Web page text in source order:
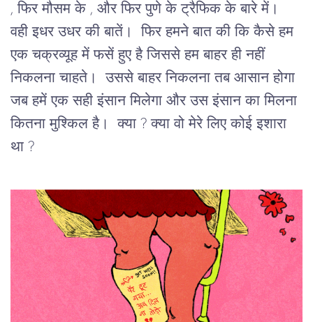
, फिर मौसम के , और फिर पुणे के ट्रैफिक के बारे में।
वही इधर उधर की बातें। फिर हमने बात की कि कैसे हम
एक चक्रव्यूह में फसें हुए है जिससे हम बाहर ही नहीं
निकलना चाहते। उससे बाहर निकलना तब आसान होगा
जब हमें एक सही इंसान मिलेगा और उस इंसान का मिलना
कितना मुश्किल है। क्या ? क्या वो मेरे लिए कोई इशारा
था ?